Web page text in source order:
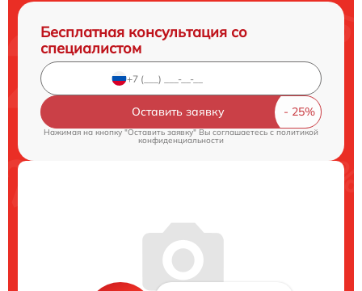
Бесплатная консультация со
специалистом
Оставить заявку
Нажимая на кнопку "Оставить заявку" Вы соглашаетесь c политикой
конфиденциальности